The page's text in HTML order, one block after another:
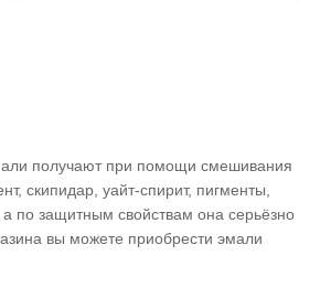
получают при помощи смешивания
скипидар, уайт-спирит, пигменты,
по защитным свойствам она серьёзно
вы можете приобрести эмали